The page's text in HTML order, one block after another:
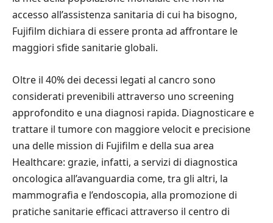
accesso all’assistenza sanitaria di cui ha bisogno,
Fujifilm dichiara di essere pronta ad affrontare le
maggiori sfide sanitarie globali.
Oltre il 40% dei decessi legati al cancro sono
considerati prevenibili attraverso uno screening
approfondito e una diagnosi rapida. Diagnosticare e
trattare il tumore con maggiore velocit e precisione
una delle mission di Fujifilm e della sua area
Healthcare: grazie, infatti, a servizi di diagnostica
oncologica all’avanguardia come, tra gli altri, la
mammografia e l’endoscopia, alla promozione di
pratiche sanitarie efficaci attraverso il centro di